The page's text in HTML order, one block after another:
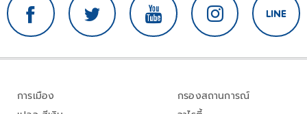
การเมือง
กรองสถานการณ์